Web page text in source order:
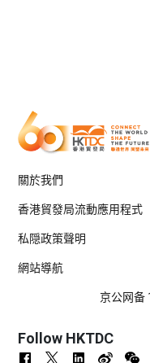
關於我們
香港貿發局流動應用程式
私隠政策聲明
網站導航
京公网备
Follow HKTDC